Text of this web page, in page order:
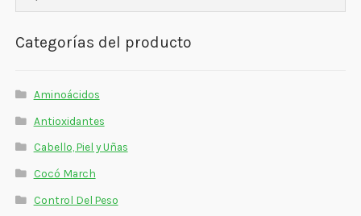
Categorías del producto
Aminoácidos
Antioxidantes
Cabello, Piel y Uñas
Cocó March
Control Del Peso